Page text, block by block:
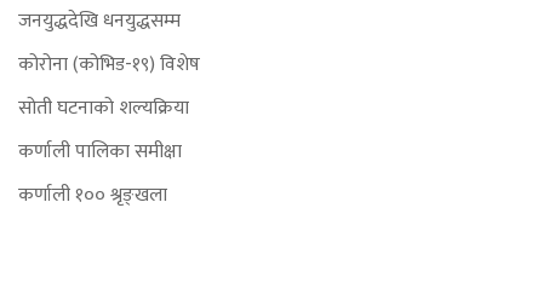
जनयुद्धदेखि धनयुद्धसम्म
कोरोना (कोभिड-१९) विशेष
सोती घटनाको शल्यक्रिया
कर्णाली पालिका समीक्षा
कर्णाली १०० श्रृङ्खला